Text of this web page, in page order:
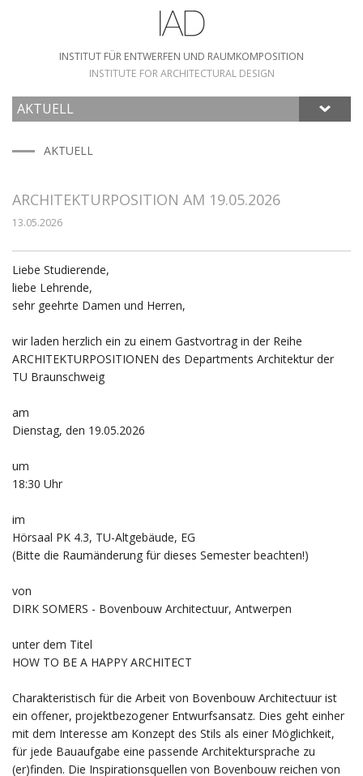
INSTITUT FÜR ENTWERFEN UND RAUMKOMPOSITION
INSTITUTE FOR ARCHITECTURAL DESIGN
AKTUELL
HOME
AKTUELL
ARCHITEKTURPOSITION AM 19.05.2026
13.05.2026
Liebe Studierende,
liebe Lehrende,
sehr geehrte Damen und Herren,
wir laden herzlich ein zu einem Gastvortrag in der Reihe
ARCHITEKTURPOSITIONEN des Departments Architektur der
TU Braunschweig
am
Dienstag, den 19.05.2026
um
18:30 Uhr
im
Hörsaal PK 4.3, TU-Altgebäude, EG
(Bitte die Raumänderung für dieses Semester beachten!)
von
DIRK SOMERS - Bovenbouw Architectuur, Antwerpen
unter dem Titel
HOW TO BE A HAPPY ARCHITECT
Charakteristisch für die Arbeit von Bovenbouw Architectuur ist
ein offener, projektbezogener Entwurfsansatz. Dies geht einher
mit dem Interesse am Konzept des Stils als einer Möglichkeit,
für jede Bauaufgabe eine passende Architektursprache zu
(er)finden. Die Inspirationsquellen von Bovenbouw reichen von